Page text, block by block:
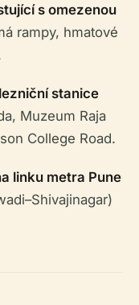
s omezenou
rampy, hmatové
stanice
Muzeum Raja
College Road.
linku metra Pune